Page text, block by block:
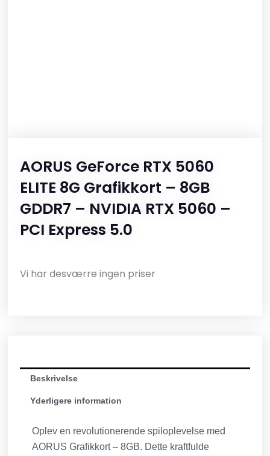
AORUS GeForce RTX 5060
ELITE 8G Grafikkort – 8GB
GDDR7 – NVIDIA RTX 5060 –
PCI Express 5.0
Vi har desværre ingen priser
Beskrivelse
Yderligere information
Oplev en revolutionerende spiloplevelse med
AORUS Grafikkort – 8GB. Dette kraftfulde